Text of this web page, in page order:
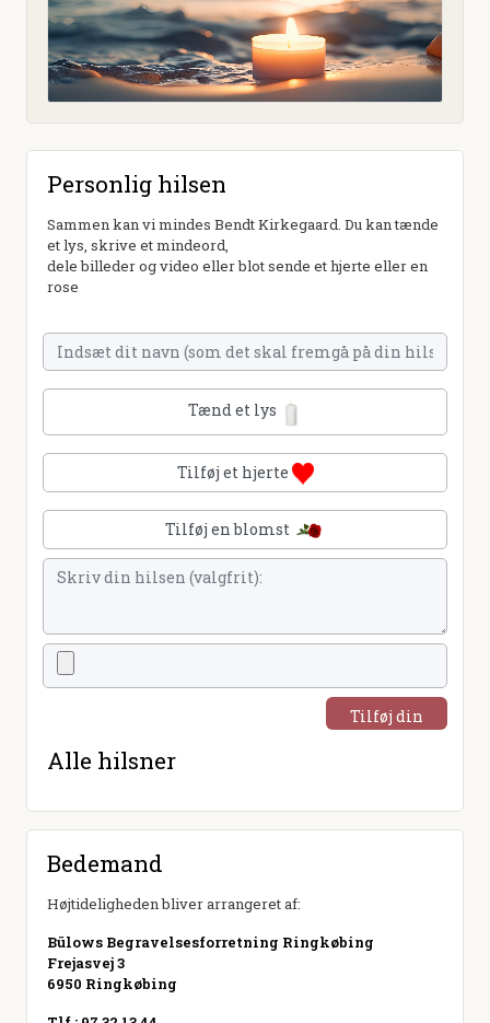
Personlig hilsen
Sammen kan vi mindes Bendt Kirkegaard. Du kan tænde
et lys, skrive et mindeord,
dele billeder og video eller blot sende et hjerte eller en
rose
Tænd et lys
Tilføj et hjerte
Tilføj en blomst
Tilføj din
Alle hilsner
Bedemand
Højtideligheden bliver arrangeret af:
Bülows Begravelsesforretning Ringkøbing
Frejasvej 3
6950 Ringkøbing